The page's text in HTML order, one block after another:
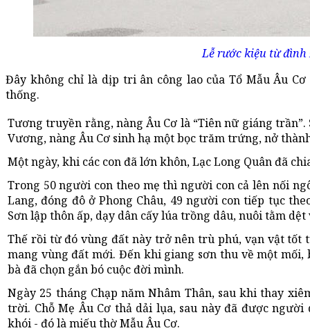
Lễ rước kiệu từ đình
Đây không chỉ là dịp tri ân công lao của Tổ Mẫu Âu
thống.
Tương truyền rằng, nàng Âu Cơ là “Tiên nữ giáng
Vương, nàng Âu Cơ sinh hạ một bọc trăm trứng, nở
Một ngày, khi các con đã lớn khôn, Lạc Long Quân đã
Trong 50 người con theo mẹ thì người con cả lên nối
Lang, đóng đô ở Phong Châu, 49 người con tiếp tục
Sơn lập thôn ấp, dạy dân cấy lúa trồng dâu, nuôi tằm dệt
Thế rồi từ đó vùng đất này trở nên trù phú, vạn vật tốt
mang vùng đất mới. Đến khi giang sơn thu về một
bà đã chọn gắn bó cuộc đời mình.
Ngày 25 tháng Chạp năm Nhâm Thân, sau khi thay
trời. Chỗ Mẹ Âu Cơ thả dải lụa, sau này đã được
khói - đó là miếu thờ Mẫu Âu Cơ.